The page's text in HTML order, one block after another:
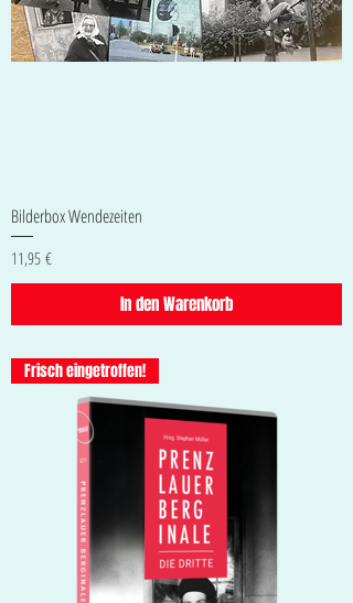
Bilderbox Wendezeiten
Preis
11,95 €
In den Warenkorb
Frisch eingetroffen!